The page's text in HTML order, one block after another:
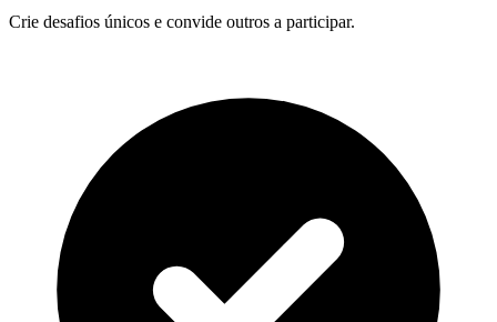
Crie desafios únicos e convide outros a participar.